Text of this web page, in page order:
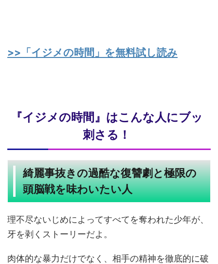
>>「イジメの時間」を無料試し読み
『イジメの時間』はこんな人にブッ
刺さる！
綺麗事抜きの過酷な復讐劇と極限の
頭脳戦を味わいたい人
理不尽ないじめによってすべてを奪われた少年が、
牙を剥くストーリーだよ。
肉体的な暴力だけでなく、相手の精神を徹底的に破